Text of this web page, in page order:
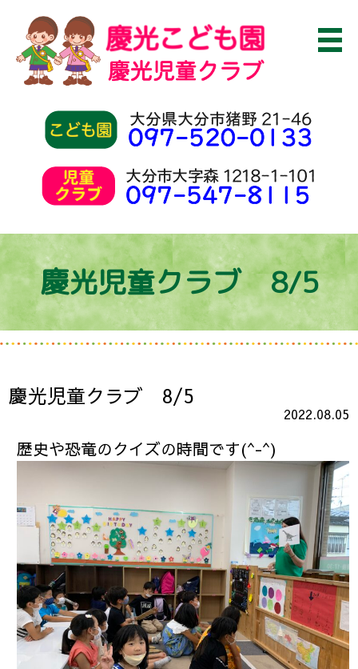
慶光児童クラブ 8/5
慶光児童クラブ 8/5
2022.08.05
歴史や恐竜のクイズの時間です(^-^)